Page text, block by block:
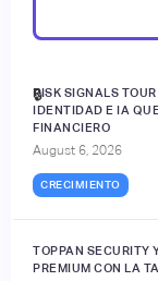
RISK SIGNALS
IDENTIDAD E IA
FINANCIERO
August 6, 2026
CRECIMIENTO
🔒
TOPPAN SECURITY
PREMIUM CON LA